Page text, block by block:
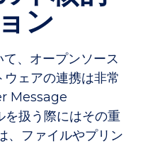
ン
、オープンソース
ェアの連携は非常
Message
扱う際にはその重
、ファイルやプリン